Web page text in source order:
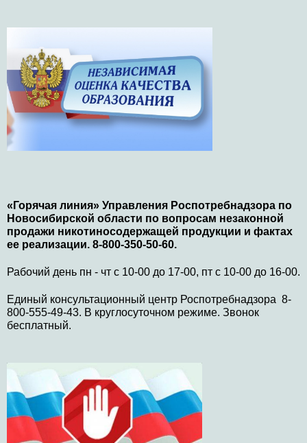
«Горячая линия» Управления Роспотребнадзора по
Новосибирской области по вопросам незаконной
продажи никотиносодержащей продукции и фактах
ее реализации. 8-800-350-50-60.
Рабочий день пн - чт с 10-00 до 17-00, пт с 10-00 до 16-00.
Единый консультационный центр Роспотребнадзора 8-
800-555-49-43. В круглосуточном режиме. Звонок
бесплатный.